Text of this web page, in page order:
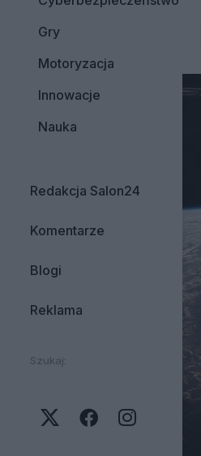
Gry
Motoryzacja
Innowacje
Nauka
Redakcja Salon24
Komentarze
Blogi
Reklama
Szukaj: